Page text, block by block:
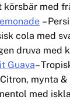
körsbär med
–
cola med
druva med
Guava–
Citron, mynta
med